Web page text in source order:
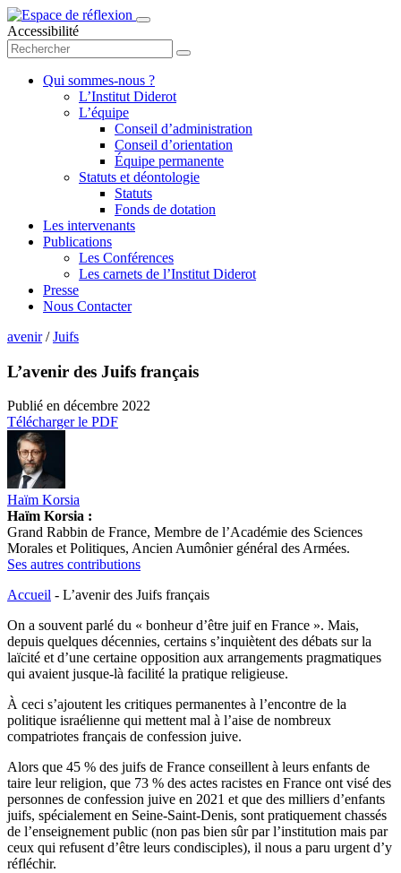
Accessibilité
Qui sommes-nous ?
L’Institut Diderot
L’équipe
Conseil d’administration
Conseil d’orientation
Équipe permanente
Statuts et déontologie
Statuts
Fonds de dotation
Les intervenants
Publications
Les Conférences
Les carnets de l’Institut Diderot
Presse
Nous Contacter
avenir/Juifs
L’avenir des Juifs français
Publié en décembre 2022
Télécharger le PDF
Haïm Korsia
Haïm Korsia :
Grand Rabbin de France, Membre de l’Académie des Sciences
Morales et Politiques, Ancien Aumônier général des Armées.
Ses autres contributions
Accueil - L’avenir des Juifs français
On a souvent parlé du « bonheur d’être juif en France ». Mais,
depuis quelques décennies, certains s’inquiètent des débats sur la
laïcité et d’une certaine opposition aux arrangements pragmatiques
qui avaient jusque-là facilité la pratique religieuse.
À ceci s’ajoutent les critiques permanentes à l’encontre de la
politique israélienne qui mettent mal à l’aise de nombreux
compatriotes français de confession juive.
Alors que 45 % des juifs de France conseillent à leurs enfants de
taire leur religion, que 73 % des actes racistes en France ont visé des
personnes de confession juive en 2021 et que des milliers d’enfants
juifs, spécialement en Seine-Saint-Denis, sont pratiquement chassés
de l’enseignement public (non pas bien sûr par l’institution mais par
ceux qui refusent d’être leurs condisciples), il nous a paru urgent d’y
réfléchir.